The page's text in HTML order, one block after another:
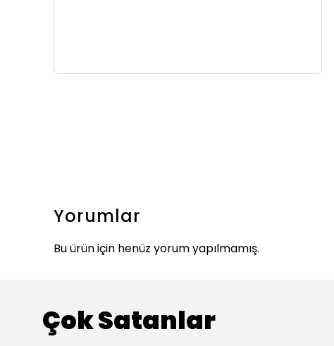
Yorumlar
Bu ürün için henüz yorum yapılmamış.
Çok Satanlar